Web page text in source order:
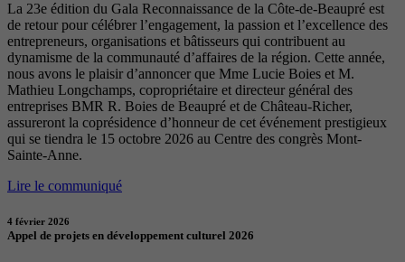
La 23e édition du Gala Reconnaissance de la Côte-de-Beaupré est
de retour pour célébrer l’engagement, la passion et l’excellence des
entrepreneurs, organisations et bâtisseurs qui contribuent au
dynamisme de la communauté d’affaires de la région. Cette année,
nous avons le plaisir d’annoncer que Mme Lucie Boies et M.
Mathieu Longchamps, copropriétaire et directeur général des
entreprises BMR R. Boies de Beaupré et de Château-Richer,
assureront la coprésidence d’honneur de cet événement prestigieux
qui se tiendra le 15 octobre 2026 au Centre des congrès Mont-
Sainte-Anne.
Lire le communiqué
4 février 2026
Appel de projets en développement culturel 2026